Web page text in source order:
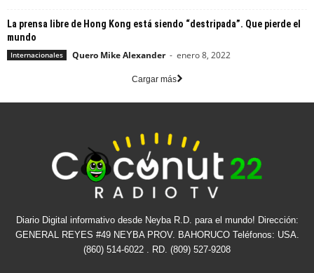
La prensa libre de Hong Kong está siendo “destripada”. Que pierde el
mundo
Internacionales Quero Mike Alexander - enero 8, 2022
Cargar más
Diario Digital informativo desde Neyba R.D. para el mundo! Dirección:
GENERAL REYES #49 NEYBA PROV. BAHORUCO Teléfonos: USA.
(860) 514-6022 . RD. (809) 527-9208